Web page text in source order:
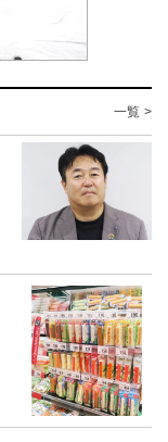
一覧 >